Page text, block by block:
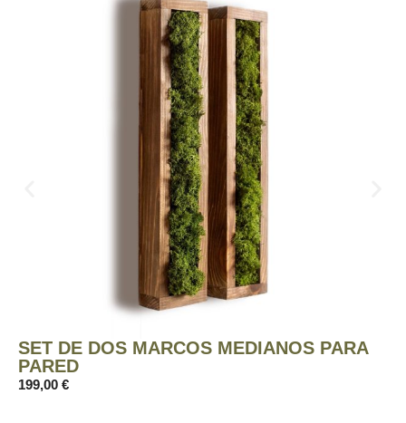
SET DE DOS MARCOS MEDIANOS PARA
PARED
199,00 €